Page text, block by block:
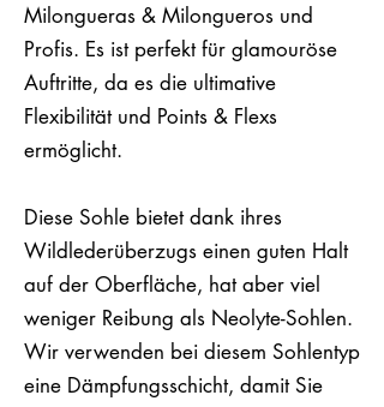
Milongueras & Milongueros und
Profis. Es ist perfekt für glamouröse
Auftritte, da es die ultimative
Flexibilität und Points & Flexs
ermöglicht.
Diese Sohle bietet dank ihres
Wildlederüberzugs einen guten Halt
auf der Oberfläche, hat aber viel
weniger Reibung als Neolyte-Sohlen.
Wir verwenden bei diesem Sohlentyp
eine Dämpfungsschicht, damit Sie